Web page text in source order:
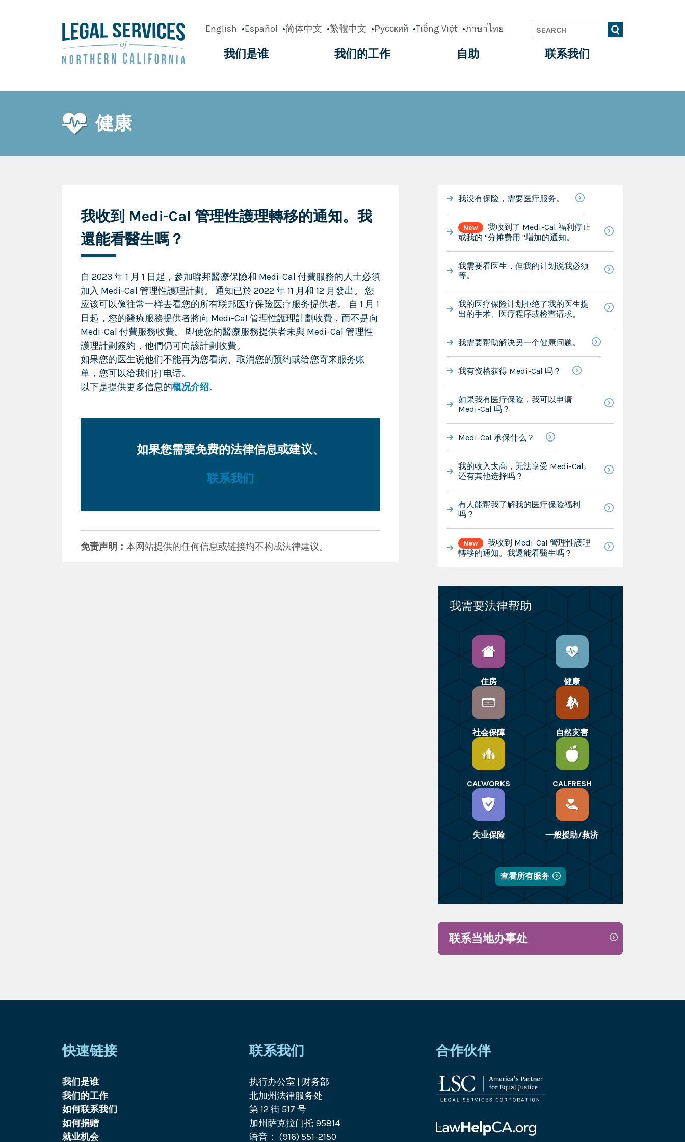
English Español 简体中文 繁體中文 Русский Tiếng Việt ภาษาไทย Search
navigation
我们是谁 我们的工作 自助 联系我们
健康
我收到 Medi-Cal 管理性護理轉移的通知。我
還能看醫生嗎？
自 2023 年 1 月 1 日起，參加聯邦醫療保險和 Medi-Cal 付費服務的人士必須
加入 Medi-Cal 管理性護理計劃。 通知已於 2022 年 11 月和 12 月發出。 您
应该可以像往常一样去看您的所有联邦医疗保险医疗服务提供者。 自 1 月 1
日起，您的醫療服務提供者將向 Medi-Cal 管理性護理計劃收費，而不是向
Medi-Cal 付費服務收費。 即使您的醫療服務提供者未與 Medi-Cal 管理性
護理計劃簽約，他們仍可向該計劃收費。
如果您的医生说他们不能再为您看病、取消您的预约或给您寄来服务账
单，您可以给我们打电话。
以下是提供更多信息的概况介绍。
如果您需要免费的法律信息或建议、
联系我们
免责声明： 本网站提供的任何信息或链接均不构成法律建议。
我没有保险，需要医疗服务。
New
我收到了 Medi-Cal 福利停止
或我的 "分摊费用 "增加的通知。
我需要看医生，但我的计划说我必须
等。
我的医疗保险计划拒绝了我的医生提
出的手术、医疗程序或检查请求。
我需要帮助解决另一个健康问题。
我有资格获得 Medi-Cal 吗？
如果我有医疗保险，我可以申请
Medi-Cal 吗？
Medi-Cal 承保什么？
我的收入太高，无法享受 Medi-Cal。
还有其他选择吗？
有人能帮我了解我的医疗保险福利
吗？
New
我收到 Medi-Cal 管理性護理
轉移的通知。我還能看醫生嗎？
我需要法律帮助
住房 健康
社会保障 自然灾害
CALWORKS CALFRESH
失业保险 一般援助/救济
查看所有服务
联系当地办事处
快速链接
我们是谁
我们的工作
如何联系我们
如何捐赠
就业机会
联系我们
执行办公室 | 财务部
北加州法律服务处
第 12 街 517 号
加州萨克拉门托 95814
语音： (916) 551-2150
合作伙伴
法
律
务
帮